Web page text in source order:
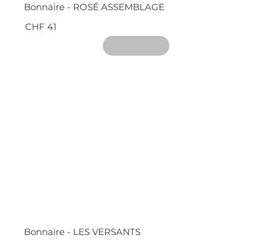
Bonnaire - ROSÉ ASSEMBLAGE
CHF 41
Bonnaire - LES VERSANTS